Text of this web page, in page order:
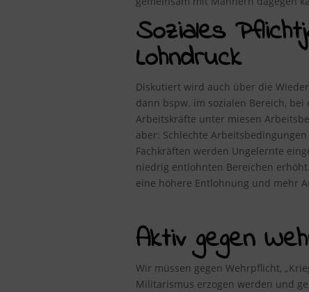
Soziales
Lohndruck
Diskutiert wird auch über die
dann bspw. im sozialen Bereich,
Arbeitskräfte unter miesen
aber: Schlechte
Fachkräften werden Ungelernte
niedrig entlohnten Bereichen
eine höhere Entlohnung und mehr
Aktiv gegen
Wir müssen gegen Wehrpflicht,
Militarismus erzogen werden und